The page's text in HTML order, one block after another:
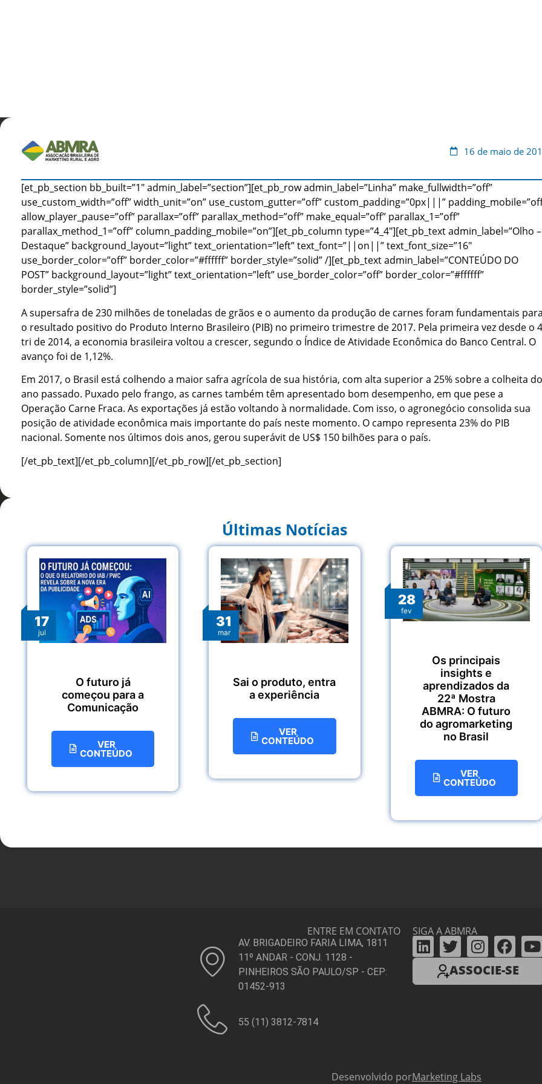
16 de maio de
[et_pb_section bb_built=”1″ admin_label=”section”][et_pb_row admin_label=”Linha” make_fullwidth=”off”
use_custom_width=”off” width_unit=”on” use_custom_gutter=”off” custom_padding=”0px|||”
allow_player_pause=”off” parallax=”off” parallax_method=”off” make_equal=”off” parallax_1=”off”
parallax_method_1=”off” column_padding_mobile=”on”][et_pb_column type=”4_4″][et_pb_text admin_label=”Olho –
Destaque” background_layout=”light” text_orientation=”left” text_font=”||on||” text_font_size=”16″
use_border_color=”off” border_color=”#ffffff” border_style=”solid” /][et_pb_text admin_label=”CONTEÚDO DO
POST” background_layout=”light” text_orientation=”left” use_border_color=”off” border_color=”#ffffff”
border_style=”solid”]
A supersafra de 230 milhões de toneladas de grãos e o aumento da produção de carnes foram fundamentais
o resultado positivo do Produto Interno Brasileiro (PIB) no primeiro trimestre de 2017. Pela primeira vez desde o
tri de 2014, a economia brasileira voltou a crescer, segundo o Índice de Atividade Econômica do Banco Central. O
avanço foi de 1,12%.
Em 2017, o Brasil está colhendo a maior safra agrícola de sua história, com alta superior a 25% sobre a colheita do
ano passado. Puxado pelo frango, as carnes também têm apresentado bom desempenho, em que pese a
Operação Carne Fraca. As exportações já estão voltando à normalidade. Com isso, o agronegócio consolida sua
posição de atividade econômica mais importante do país neste momento. O campo representa 23% do PIB
nacional. Somente nos últimos dois anos, gerou superávit de US$ 150 bilhões para o país.
[/et_pb_text][/et_pb_column][/et_pb_row][/et_pb_section]
Últimas Notícias
17
jul
O futuro já
começou para a
Comunicação
VER
CONTEÚDO
31
mar
Sai o produto, entra
a experiência
VER
CONTEÚDO
28
fev
Os principais
insights e
aprendizados da
22ª Mostra
ABMRA: O futuro
do agromarketing
no Brasil
VER
CONTEÚDO
ENTRE EM CONTATO
AV. BRIGADEIRO FARIA LIMA, 1811
11º ANDAR - CONJ. 1128 -
PINHEIROS SÃO PAULO/SP - CEP:
01452-913
55 (11) 3812-7814
SIGA A ABMRA
ASSOCIE-SE
Desenvolvido porMarketing Labs